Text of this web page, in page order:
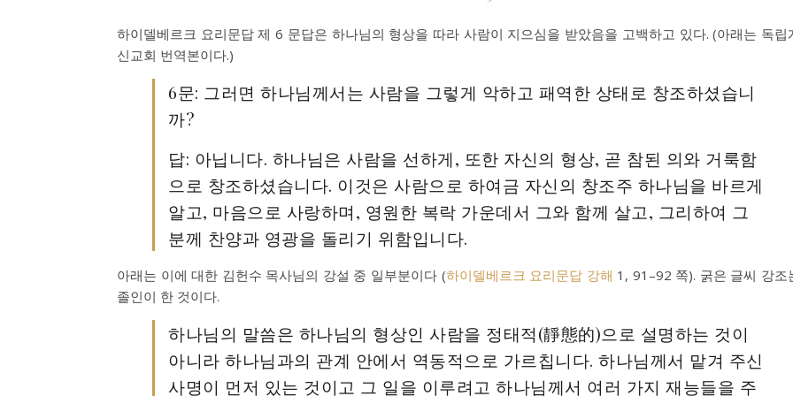
하이델베르크 요리문답 제 6 문답은 하나님의 형상을 따라 사람이 지으심을 받았음을 고백하고 있다. (아래는 독립
신교회 번역본이다.)
6문: 그러면 하나님께서는 사람을 그렇게 악하고 패역한 상태로 창조하셨습니
까?
답: 아닙니다. 하나님은 사람을 선하게, 또한 자신의 형상, 곧 참된 의와 거룩함
으로 창조하셨습니다. 이것은 사람으로 하여금 자신의 창조주 하나님을 바르게
알고, 마음으로 사랑하며, 영원한 복락 가운데서 그와 함께 살고, 그리하여 그
분께 찬양과 영광을 돌리기 위함입니다.
아래는 이에 대한 김헌수 목사님의 강설 중 일부분이다 (하이델베르크 요리문답 강해 1, 91–92 쪽). 굵은 글씨 강조
졸인이 한 것이다.
하나님의 말씀은 하나님의 형상인 사람을 정태적(靜態的)으로 설명하는 것이
아니라 하나님과의 관계 안에서 역동적으로 가르칩니다. 하나님께서 맡겨 주신
사명이 먼저 있는 것이고 그 일을 이루려고 하나님께서 여러 가지 재능들을 주